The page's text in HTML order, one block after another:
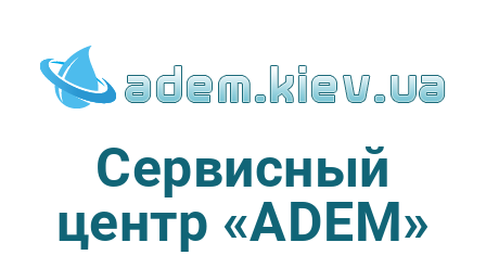
content
Сервисный
центр «ADEM»